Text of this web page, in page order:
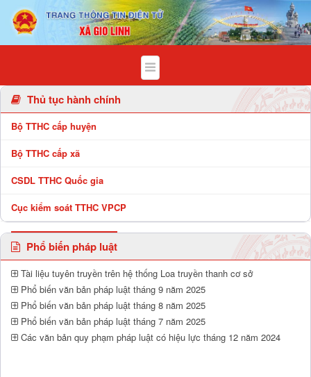
Chi tiết bài viết - Xã Gio Linh
Thủ tục hành chính
Bộ TTHC cấp huyện
Bộ TTHC cấp xã
CSDL TTHC Quốc gia
Cục kiểm soát TTHC VPCP
Phổ biến pháp luật
Tài liệu tuyên truyền trên hệ thống Loa truyền thanh cơ sở
Phổ biến văn bản pháp luật tháng 9 năm 2025
Phổ biến văn bản pháp luật tháng 8 năm 2025
Phổ biến văn bản pháp luật tháng 7 năm 2025
Các văn bản quy phạm pháp luật có hiệu lực tháng 12 năm 2024